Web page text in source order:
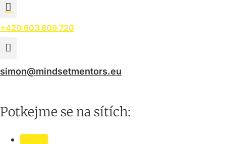

+420 603 809 720

simon@mindsetmentors.eu
Potkejme se na sítích:
Follow